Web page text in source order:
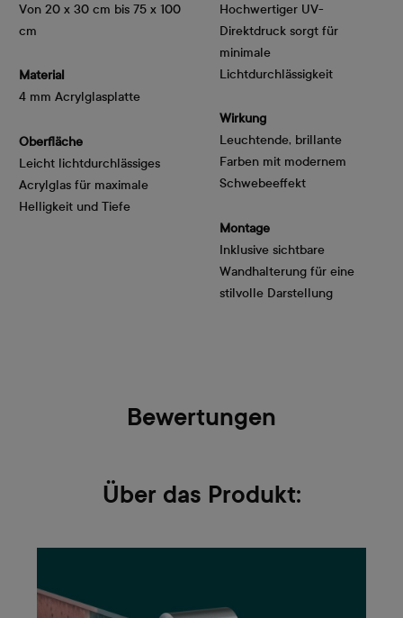
Von 20 x 30 cm bis 75 x 100
cm
Material
4 mm Acrylglasplatte
Oberfläche
Leicht lichtdurchlässiges
Acrylglas für maximale
Helligkeit und Tiefe
Hochwertiger UV-
Direktdruck sorgt für
minimale
Lichtdurchlässigkeit
Wirkung
Leuchtende, brillante
Farben mit modernem
Schwebeeffekt
Montage
Inklusive sichtbare
Wandhalterung für eine
stilvolle Darstellung
Bewertungen
Über das Produkt: